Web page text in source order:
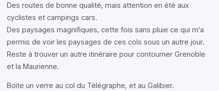
Des routes de bonne qualité, mais attention en été aux
cyclistes et campings cars.
Des paysages magnifiques, cette fois sans pluie ce qui m'a
permis de voir les paysages de ces cols sous un autre jour.
Reste à trouver un autre itinéraire pour contourner Grenoble
et la Maurienne.
Boite un verre au col du Télégraphe, et au Galibier.